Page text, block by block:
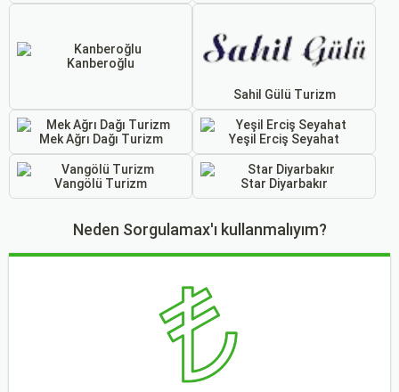
Kanberoğlu
Sahil Gülü Turizm
Mek Ağrı Dağı Turizm Yeşil Erciş Seyahat
Vangölü Turizm Star Diyarbakır
Neden Sorgulamax'ı kullanmalıyım?